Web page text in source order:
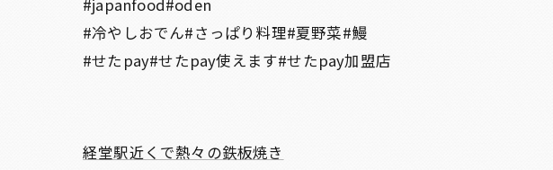
#冷やしおでん#さっぱり料理#夏野菜#鰻
#せたpay#せたpay使えます#せたpay加盟店
経堂駅近くで熱々の鉄板焼き